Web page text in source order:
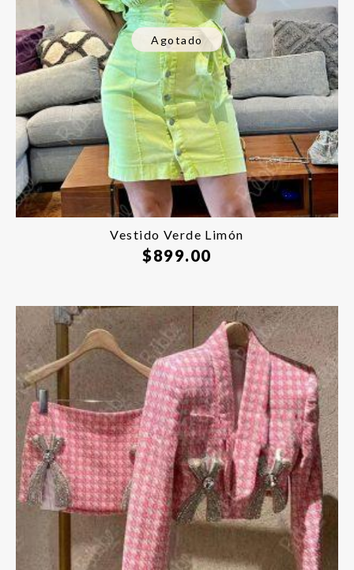
Agotado
Vestido Verde Limón
$899.00